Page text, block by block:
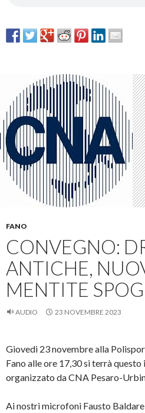
FANO
CONVEGNO:
ANTICHE,
MENTITE
AUDIO 23 NOVEMBRE 2023
Giovedi 23 novembre alla
Fano alle ore 17,30 si terrà
organizzato da CNA Pesaro-
Ai nostri microfoni Fausto